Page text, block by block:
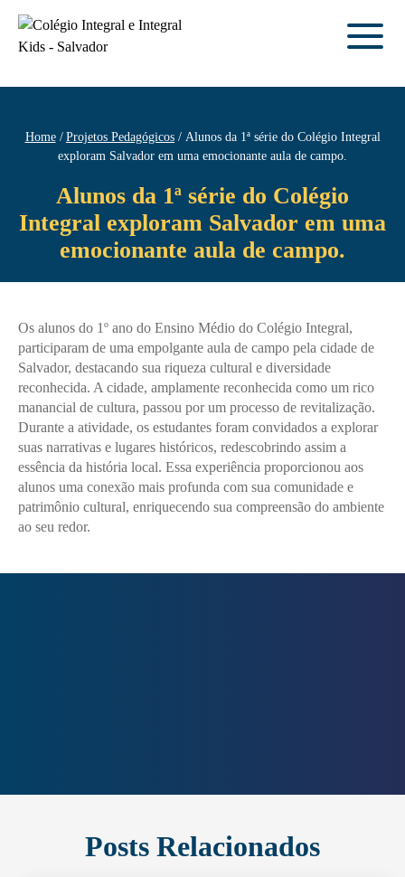
Home Projetos Pedagógicos
Alunos da 1ª série do Colégio Integral
exploram Salvador em uma emocionante aula de campo.
Alunos da 1ª série do Colégio
Integral exploram Salvador em uma
emocionante aula de campo.
Os alunos do 1º ano do Ensino Médio do Colégio Integral,
participaram de uma empolgante aula de campo pela cidade de
Salvador, destacando sua riqueza cultural e diversidade
reconhecida. A cidade, amplamente reconhecida como um rico
manancial de cultura, passou por um processo de revitalização.
Durante a atividade, os estudantes foram convidados a explorar
suas narrativas e lugares históricos, redescobrindo assim a
essência da história local. Essa experiência proporcionou aos
alunos uma conexão mais profunda com sua comunidade e
patrimônio cultural, enriquecendo sua compreensão do ambiente
ao seu redor.
Posts Relacionados